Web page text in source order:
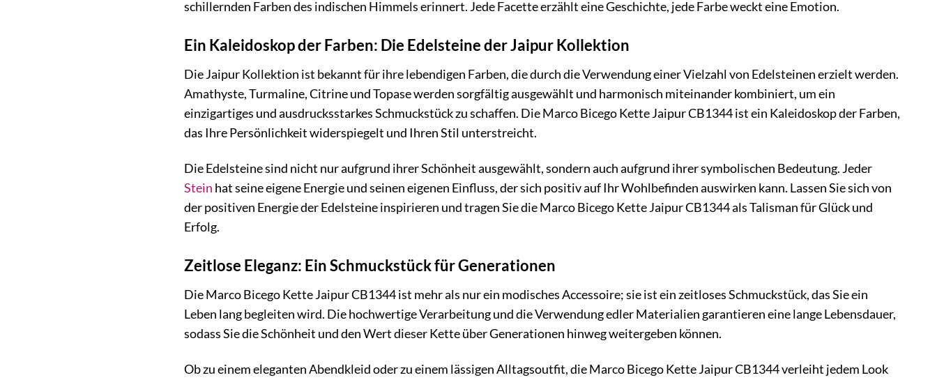
schillernden Farben des indischen Himmels erinnert. Jede Facette erzählt eine Geschichte, jede Farbe weckt eine Emotion.
Ein Kaleidoskop der Farben: Die Edelsteine der Jaipur Kollektion
Die Jaipur Kollektion ist bekannt für ihre lebendigen Farben, die durch die Verwendung einer Vielzahl von Edelsteinen erzielt werden.
Amathyste, Turmaline, Citrine und Topase werden sorgfältig ausgewählt und harmonisch miteinander kombiniert, um ein
einzigartiges und ausdrucksstarkes Schmuckstück zu schaffen. Die Marco Bicego Kette Jaipur CB1344 ist ein Kaleidoskop der Farben,
das Ihre Persönlichkeit widerspiegelt und Ihren Stil unterstreicht.
Die Edelsteine sind nicht nur aufgrund ihrer Schönheit ausgewählt, sondern auch aufgrund ihrer symbolischen Bedeutung. Jeder
Stein hat seine eigene Energie und seinen eigenen Einfluss, der sich positiv auf Ihr Wohlbefinden auswirken kann. Lassen Sie sich von
der positiven Energie der Edelsteine inspirieren und tragen Sie die Marco Bicego Kette Jaipur CB1344 als Talisman für Glück und
Erfolg.
Zeitlose Eleganz: Ein Schmuckstück für Generationen
Die Marco Bicego Kette Jaipur CB1344 ist mehr als nur ein modisches Accessoire; sie ist ein zeitloses Schmuckstück, das Sie ein
Leben lang begleiten wird. Die hochwertige Verarbeitung und die Verwendung edler Materialien garantieren eine lange Lebensdauer,
sodass Sie die Schönheit und den Wert dieser Kette über Generationen hinweg weitergeben können.
Ob zu einem eleganten Abendkleid oder zu einem lässigen Alltagsoutfit, die Marco Bicego Kette Jaipur CB1344 verleiht jedem Look